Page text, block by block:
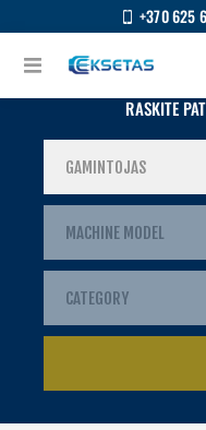
+370 625
RASKITE